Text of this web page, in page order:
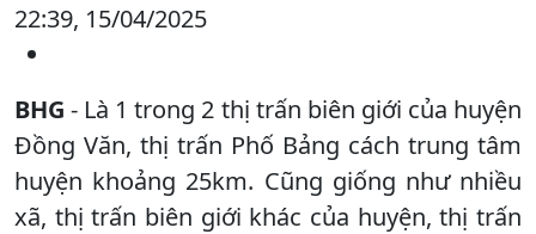
22:39, 15/04/2025
BHG - Là 1 trong 2 thị trấn biên giới của huyện
Đồng Văn, thị trấn Phố Bảng cách trung tâm
huyện khoảng 25km. Cũng giống như nhiều
xã, thị trấn biên giới khác của huyện, thị trấn